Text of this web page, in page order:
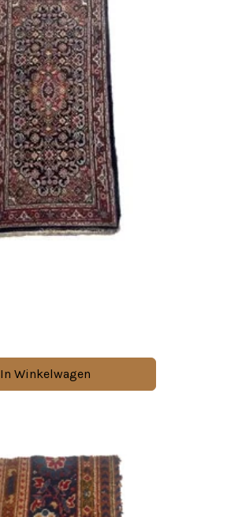
In Winkelwagen